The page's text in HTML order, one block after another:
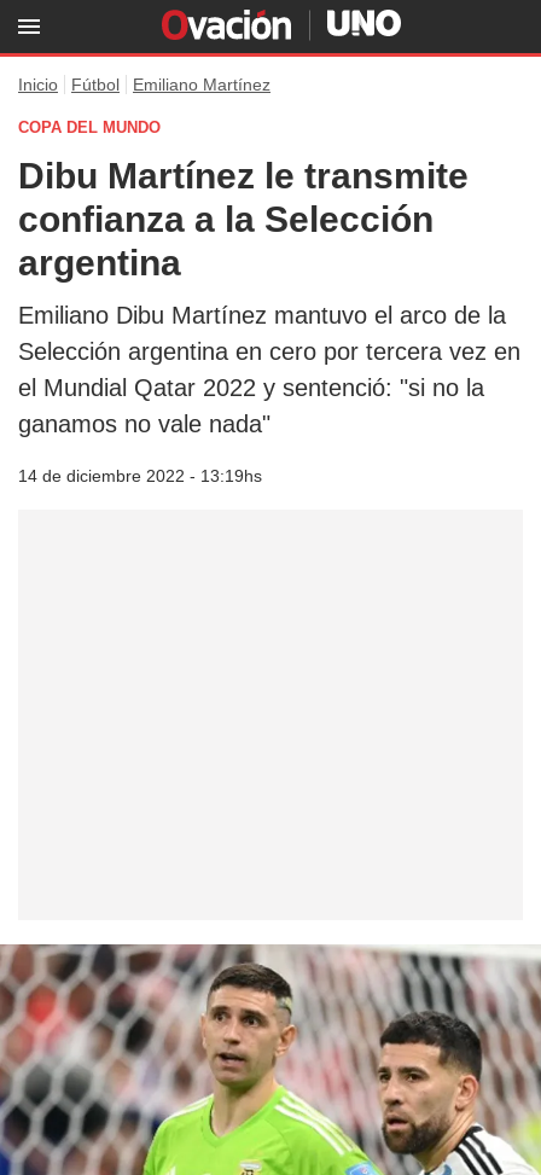
Inicio Fútbol Emiliano Martínez
COPA DEL MUNDO
Dibu Martínez le transmite
confianza a la Selección
argentina
Emiliano Dibu Martínez mantuvo el arco de la
Selección argentina en cero por tercera vez en
el Mundial Qatar 2022 y sentenció: "si no la
ganamos no vale nada"
14 de diciembre 2022 - 13:19hs